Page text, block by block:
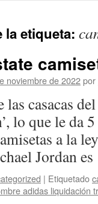
etiqueta:
noviembre de 2022por
las casacas
lo que le da
a la
Jordan
| Etiquetado
adidas liquidación